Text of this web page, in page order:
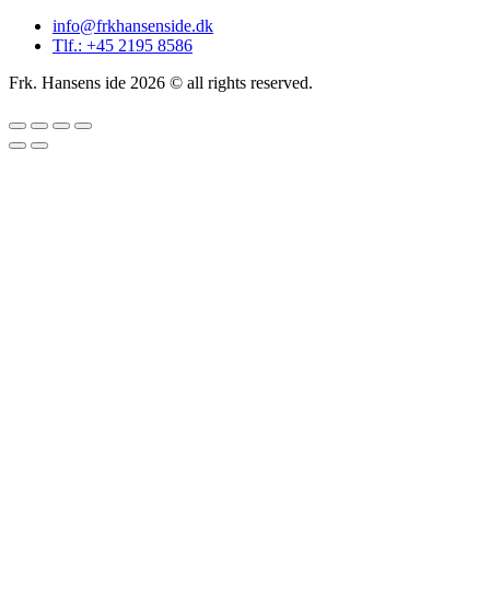
info@frkhansenside.dk
Tlf.: +45 2195 8586
Frk. Hansens ide 2026 © all rights reserved.